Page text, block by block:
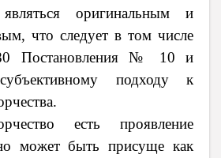
оригинальным и
что следует в том числе
Постановления № 10 и
субъективному подходу к
есть проявление
может быть присуще как